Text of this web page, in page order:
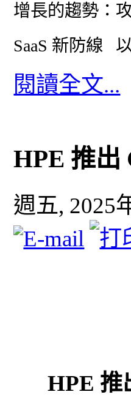
增長的趨勢：
SaaS 新防線
閱讀全文...
HPE 推出
週五, 2025
HPE 推